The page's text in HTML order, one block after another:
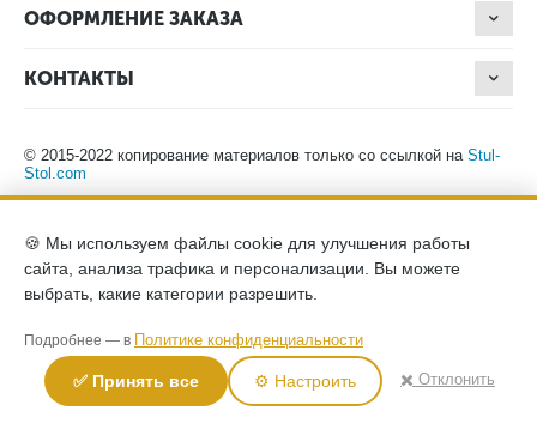
ОФОРМЛЕНИЕ ЗАКАЗА
КОНТАКТЫ
© 2015-2022 копирование материалов только со ссылкой на Stul-
Stol.com
Обращаем ваше внимание на то, что данный интернет-сайт носит
исключительно информационный характер и ни при каких
условиях не является публичной офертой, определяемой
положениями Статьи 437 (2) Гражданского кодекса Российской
Федерации. Для получения подробной информации о наличии и
менеджерам компании по телефону.
Политика конфиденциальности хранение и защита персональных
данных
согласие на обработку персональных данных
🍪 Мы используем файлы cookie для улучшения работы
сайта, анализа трафика и персонализации. Вы можете
выбрать, какие категории разрешить.
Подробнее — в Политике конфиденциальности
✅ Принять все ⚙️ Настроить ✖️ Отклонить